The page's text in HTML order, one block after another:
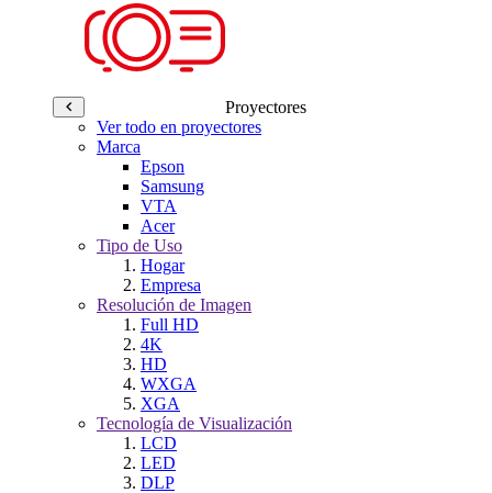
Proyectores
Ver todo en proyectores
Marca
Epson
Samsung
VTA
Acer
Tipo de Uso
Hogar
Empresa
Resolución de Imagen
Full HD
4K
HD
WXGA
XGA
Tecnología de Visualización
LCD
LED
DLP